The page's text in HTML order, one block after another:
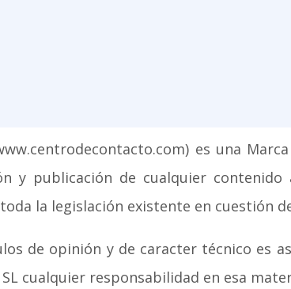
es una
y publicación de cualquier
la legislación existente en cuestión
de opinión y de caracter técnico es
cualquier responsabilidad en esa